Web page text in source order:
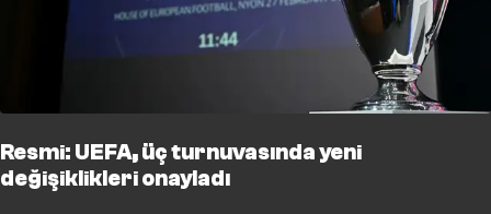
Resmi: UEFA, üç turnuvasında yeni
değişiklikleri onayladı